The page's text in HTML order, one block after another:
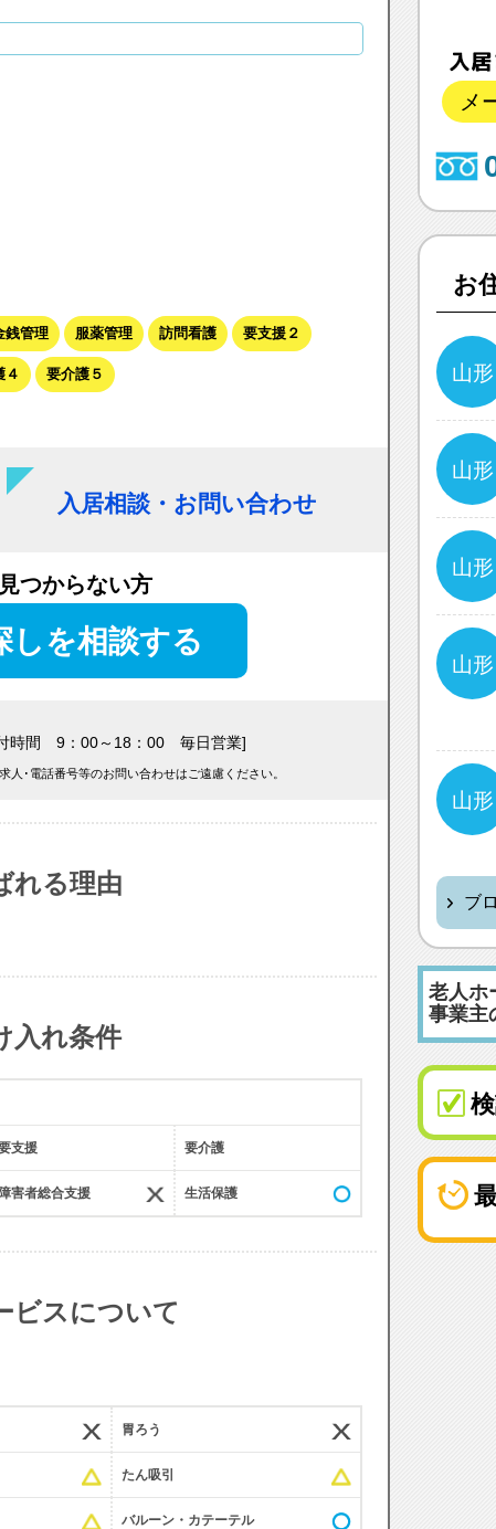
銭管理 服薬管理 訪問看護 要支援２
４ 要介護５
入居相談・お問い合わせ
つからない方
しを相談する
時間 9：00～18：00 毎日営業]
･電話番号等のお問い合わせはご遠慮ください。
れる理由
入れ条件
支援 要介護
障害者総合支援 生活保護
スについて
胃ろう
たん吸引
バルーン・カテーテル
メ
お
山形
山形
山形
山形
山形
ブ
老人ホ
事業主